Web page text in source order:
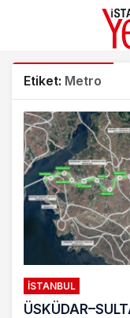
Etiket: Metro
İSTANBUL